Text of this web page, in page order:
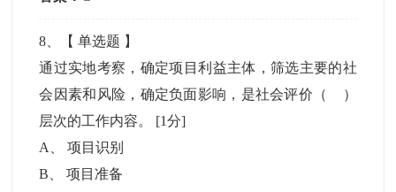
8 、【单选题 】
通过实地考察，确定项目利益主体，筛选主要的社
会因素和风险，确定负面影响，是社会评价（ ）
层次的工作内容。 [1分]
A
、项目识别
B 、项目准备